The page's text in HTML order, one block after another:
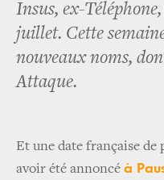
Insus, ex-
juillet. Cette
nouveaux noms,
Attaque.
Et une date française de
avoir été annoncé à